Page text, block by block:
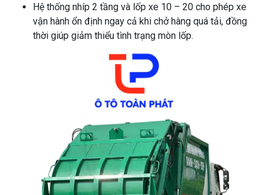
Hệ thống nhíp 2 tầng và lốp xe 10 – 20 cho phép xe
vận hành ổn định ngay cả khi chở hàng quá tải, đồng
thời giúp giảm thiểu tình trạng mòn lốp.